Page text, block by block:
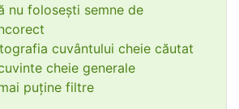
nu folosești semne de
cuvântului cheie căutat
cheie generale
puține filtre